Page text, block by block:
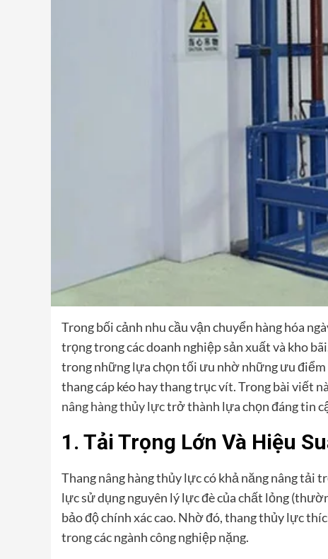
Trong bối cảnh nhu cầu vận chuyển hàng hóa
trọng trong các doanh nghiệp sản xuất và kho
trong những lựa chọn tối ưu nhờ những ưu
thang cáp kéo hay thang trục vít. Trong bài viết
nâng hàng thủy lựctrở thành lựa chọn đáng tin
1. Tải Trọng Lớn Và Hiệu
Thang nâng hàng thủy lực có khả năng nâng
lực sử dụng nguyên lý lực đè của chất lỏng
bảo độ chính xác cao. Nhờ đó, thang thủy lực
trong các ngành công nghiệp nặng.